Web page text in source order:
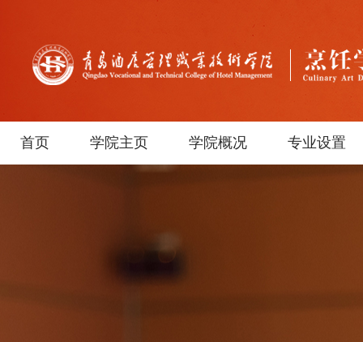
首页 学院主页 学院概况 专业设置